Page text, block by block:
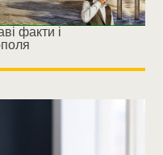
факти і